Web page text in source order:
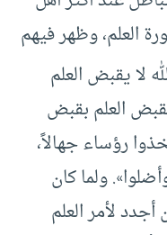
العلم، وظهر فيهم
لا يقبض العلم
يقبض العلم بقبض
رؤساء جهالاً،
ولما كان
لأمر العلم